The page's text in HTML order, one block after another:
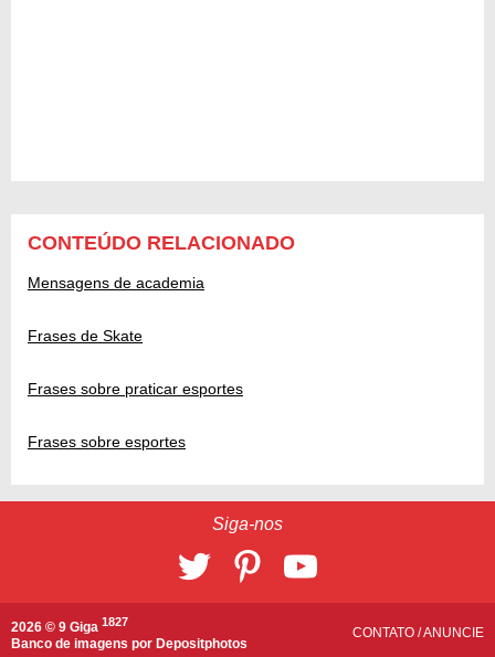
CONTEÚDO RELACIONADO
Mensagens de academia
Frases de Skate
Frases sobre praticar esportes
Frases sobre esportes
Siga-nos
2026 © 9 Giga 1827
Banco de imagens por Depositphotos
CONTATO /ANUNCIE